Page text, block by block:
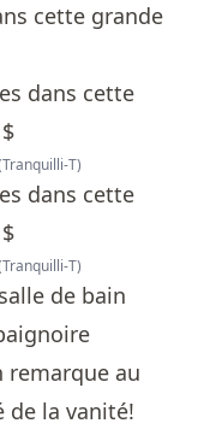
cette grande
T)
T)
de bain
remarque au
de la vanité!